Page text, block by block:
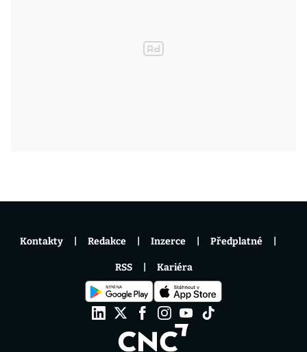
Kontakty Redakce Inzerce Předplatné
RSS Kariéra